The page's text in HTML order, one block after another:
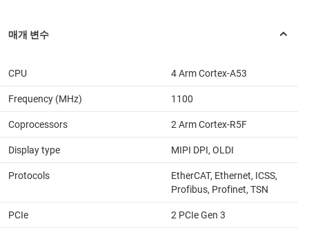
CPU 4 Arm Cortex-A53
Frequency (MHz) 1100
Coprocessors 2 Arm Cortex-R5F
Display type MIPI DPI, OLDI
Protocols
EtherCAT, Ethernet, ICSS,
Profibus, Profinet, TSN
PCIe 2 PCIe Gen 3